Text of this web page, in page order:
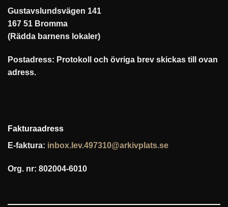
Gustavslundsvägen 141
167 51 Bromma
(Rädda barnens lokaler)
Postadress: Protokoll och övriga brev skickas till ovan
adress.
Fakturaadress
E-faktura: inbox.lev.497310@arkivplats.se
Org. nr: 802004-6010